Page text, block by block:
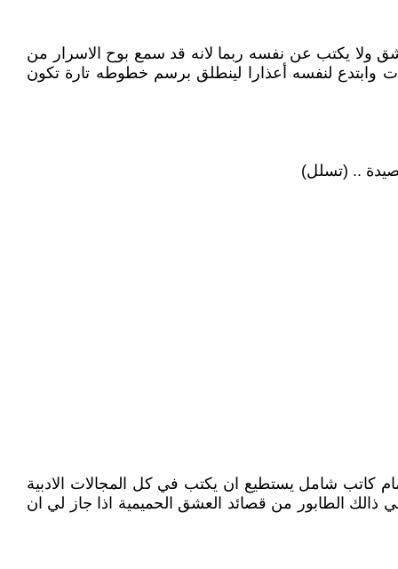
ولا يكتب عن نفسه ربما لانه قد سمع بوح الاسرار من
لنفسه أعذارا لينطلق برسم خطوطه تارة تكون
.. (تسلل)
كاتب شامل يستطيع ان يكتب في كل المجالات الادبية
الطابور من قصائد العشق الحميمية اذا جاز لي ان